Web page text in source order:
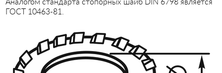
Аналогом стандарта стопорных шайб DIN 6798 является
ГОСТ 10463-81.